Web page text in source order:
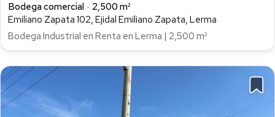
Bodega comercial
2,500 m²
Emiliano Zapata 102, Ejidal Emiliano Zapata, Lerma
Bodega Industrial en Renta en Lerma | 2,500 m²